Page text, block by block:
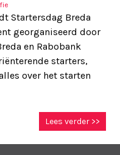
Startersdag Breda
georganiseerd door
en Rabobank
starters,
over het starten
Lees verder >>